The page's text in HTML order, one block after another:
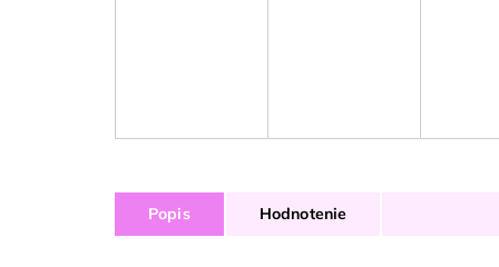
Popis Hodnotenie